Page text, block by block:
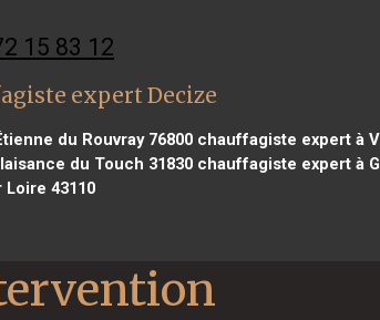
15 83 12
expert Decize
du Rouvray 76800chauffagiste expert à
du Touch 31830chauffagiste expert à
43110